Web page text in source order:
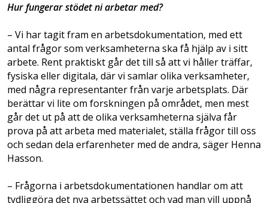
Hur fungerar stödet ni arbetar med?
– Vi har tagit fram en arbetsdokumentation, med ett
antal frågor som verksamheterna ska få hjälp av i sitt
arbete. Rent praktiskt går det till så att vi håller träffar,
fysiska eller digitala, där vi samlar olika verksamheter,
med några representanter från varje arbetsplats. Där
berättar vi lite om forskningen på området, men mest
går det ut på att de olika verksamheterna själva får
prova på att arbeta med materialet, ställa frågor till oss
och sedan dela erfarenheter med de andra, säger Henna
Hasson.
– Frågorna i arbetsdokumentationen handlar om att
tydliggöra det nya arbetssättet och vad man vill uppnå